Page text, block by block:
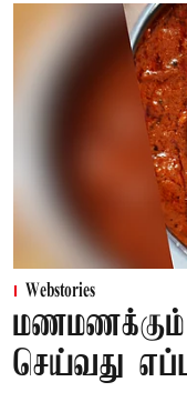
Webstories
மணமணக்கும்
செய்வது